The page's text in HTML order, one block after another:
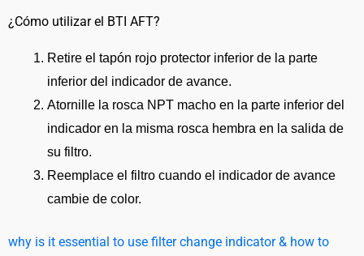
¿Cómo utilizar el BTI AFT?
Retire el tapón rojo protector inferior de la parte
inferior del indicador de avance.
Atornille la rosca NPT macho en la parte inferior del
indicador en la misma rosca hembra en la salida de
su filtro.
Reemplace el filtro cuando el indicador de avance
cambie de color.
why is it essential to use filter change indicator & how to